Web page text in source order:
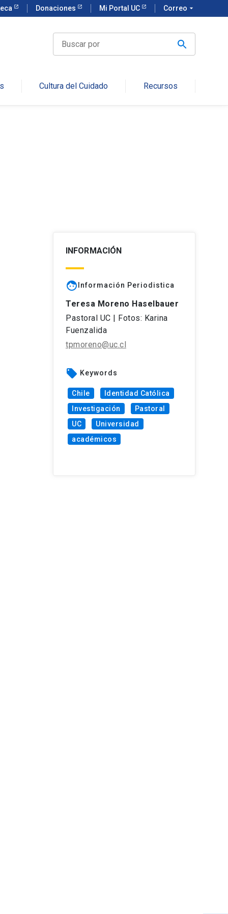
Donaciones Mi Portal UC Correo arrow_drop_down
por
Cultura del Cuidado Recursos
INFORMACIÓN
faceInformación Periodistica
Teresa Moreno Haselbauer
Pastoral UC | Fotos: Karina
Fuenzalida
tpmoreno@uc.cl
local_offer Keywords
Chile
Identidad Católica
Investigación
Pastoral
UC
Universidad
académicos